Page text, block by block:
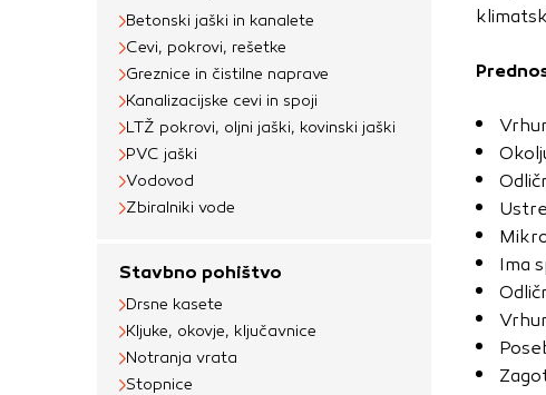
Betonski jaški in kanalete
Cevi, pokrovi, rešetke
Greznice in čistilne naprave
Kanalizacijske cevi in spoji
LTŽ pokrovi, oljni jaški, kovinski jaški
PVC jaški
Vodovod
Zbiralniki vode
Stavbno pohištvo
Drsne kasete
Kljuke, okovje, ključavnice
Notranja vrata
Stopnice
Ima
Potrdi moje izbire